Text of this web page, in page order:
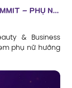
– PHỤ N...
& Business
phụ nữ hướng